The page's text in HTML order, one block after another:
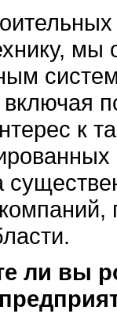
мы
к
ли вы